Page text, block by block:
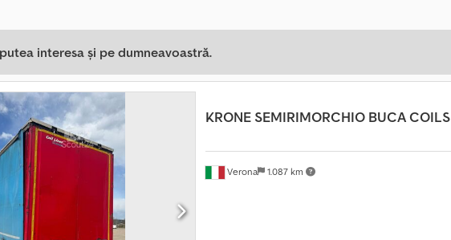
interesa și pe dumneavoastră.
Verona 1.087 km
KRONE SEMIRIMORCHIO BUCA COILS